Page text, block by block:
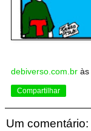
debiverso.com.br às
Compartilhar
Um comentário: